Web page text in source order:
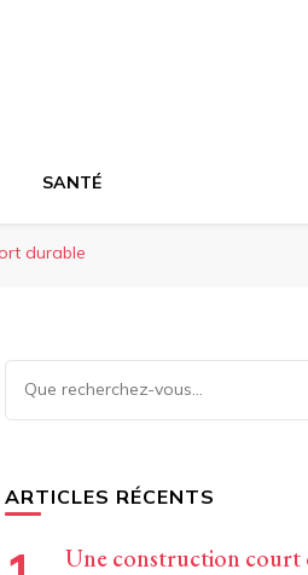
SANTÉ
durable
Vous
recherchiez
ARTICLES RÉCENTS
Une construction court